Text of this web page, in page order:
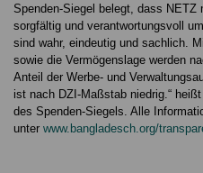
Spenden-Siegel belegt, dass NETZ
sorgfältig und verantwortungsvoll
sind wahr, eindeutig und sachlich.
sowie die Vermögenslage werden
Anteil der Werbe- und
ist nach DZI-Maßstab niedrig.“
des Spenden-Siegels. Alle
unter www.bangladesch.org/